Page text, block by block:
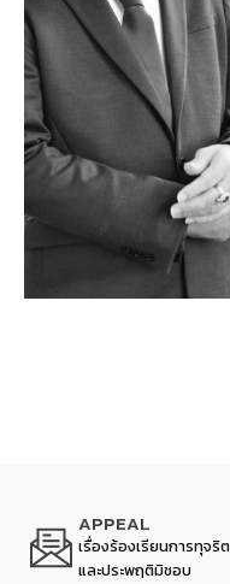
APPEAL
เรื่องร้องเรียนการทุจริต
และประพฤติมิชอบ